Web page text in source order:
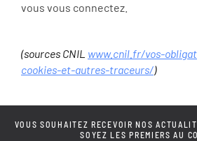
vous vous connectez.
(sources CNIL www.cnil.fr/vos-
cookies-et-autres-traceurs/)
VOUS SOUHAITEZ RECEVOIR NOS
SOYEZ LES PREMIERS AU